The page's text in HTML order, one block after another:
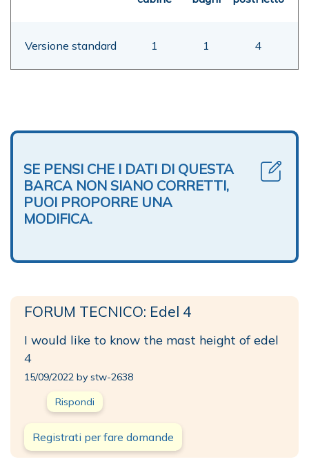
Versione standard 1 1 4
SE PENSI CHE I DATI DI QUESTA
BARCA NON SIANO CORRETTI,
PUOI PROPORRE UNA
MODIFICA.
FORUM TECNICO: Edel 4
I would like to know the mast height of edel
4
15/09/2022 by stw-2638
Rispondi
Registrati per fare domande